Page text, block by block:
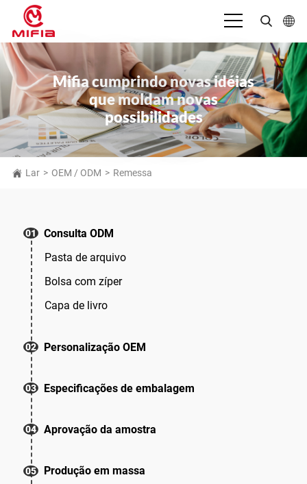
Português
English
بالعربية
Deutsch
Mifia cumprindo novas idéias
que moldam novas
possibilidades
Lar > OEM / ODM > Remessa
01
Consulta ODM
Pasta de arquivo
Bolsa com zíper
Capa de livro
02 Personalização OEM
03 Especificações de embalagem
04 Aprovação da amostra
05 Produção em massa